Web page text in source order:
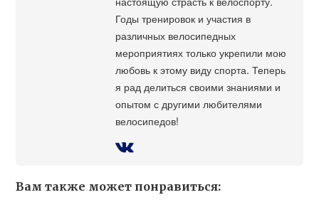
Годы тренировок и участия в
различных велосипедных
мероприятиях только укрепили мою
любовь к этому виду спорта. Теперь
я рад делиться своими знаниями и
опытом с другими любителями
велосипедов!
Вам также может понравиться: